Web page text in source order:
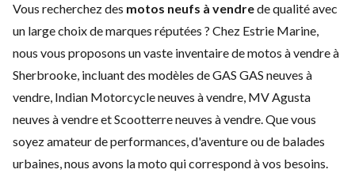
Vous recherchez des motos neufs à vendrede qualité avec
un large choix de marques réputées ? Chez Estrie Marine,
nous vous proposons un vaste inventaire de motos à vendre à
Sherbrooke, incluant des modèles deGAS GAS neuves à
vendre, Indian Motorcycle neuves à vendre, MV Agusta
neuves à vendre et Scootterre neuves à vendre. Que vous
soyez amateur de performances, d'aventure ou de balades
urbaines, nous avons la moto qui correspond à vos besoins.